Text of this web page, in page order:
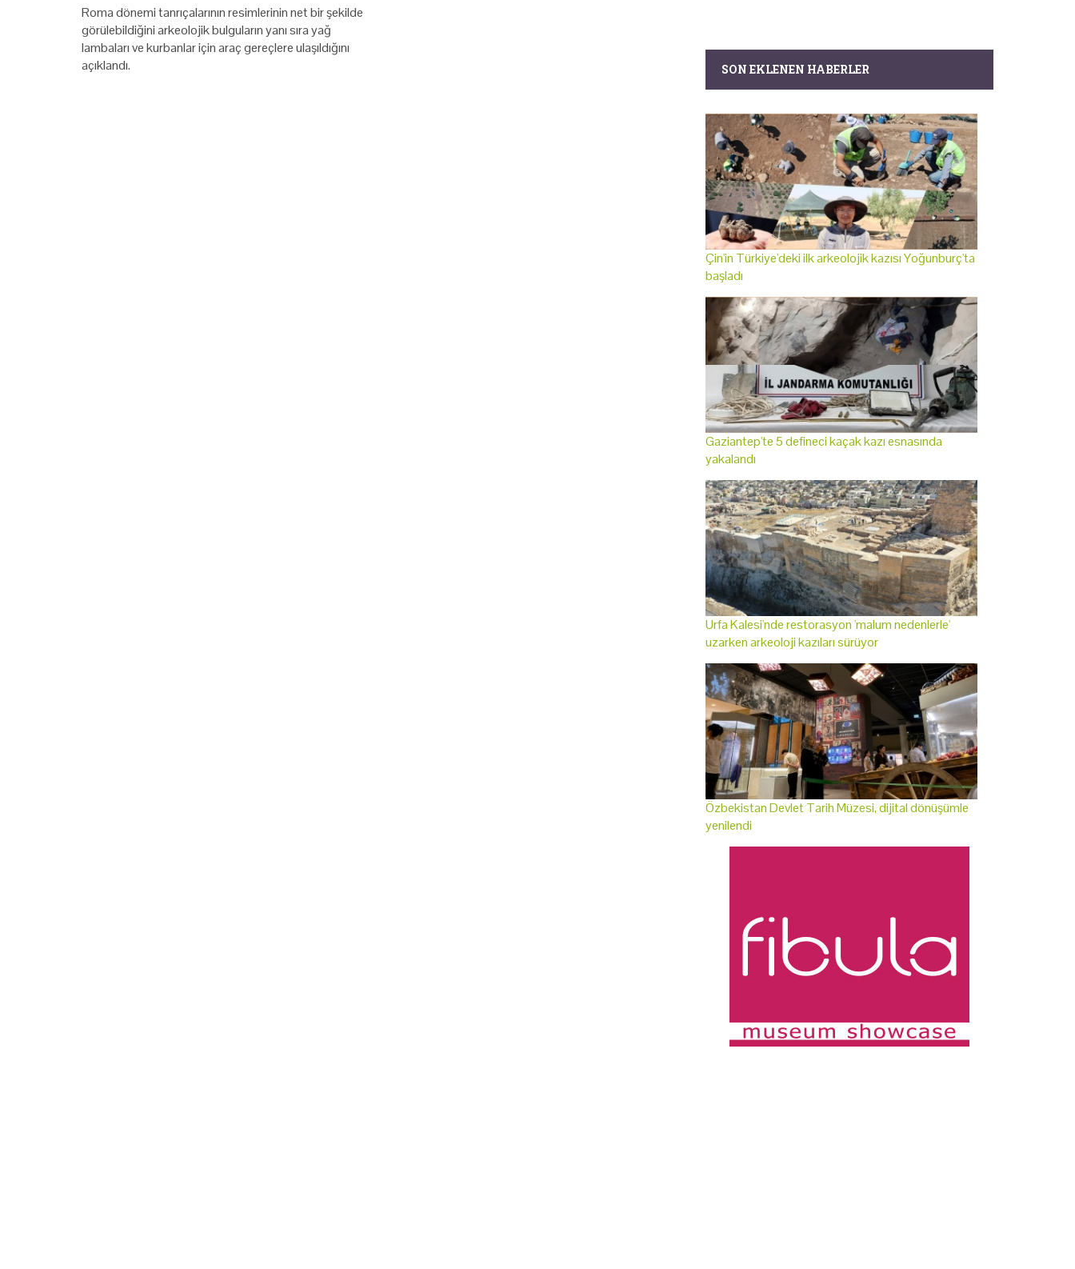
Roma dönemi tanrıçalarının resimlerinin net bir şekilde
görülebildiğini arkeolojik bulguların yanı sıra yağ
lambaları ve kurbanlar için araç gereçlere ulaşıldığını
açıklandı.
SON EKLENEN HABERLER
Çin'in Türkiye'deki ilk arkeolojik kazısı Yoğunburç'ta
başladı
Gaziantep'te 5 defineci kaçak kazı esnasında
yakalandı
Urfa Kalesi'nde restorasyon 'malum nedenlerle'
uzarken arkeoloji kazıları sürüyor
Özbekistan Devlet Tarih Müzesi, dijital dönüşümle
yenilendi